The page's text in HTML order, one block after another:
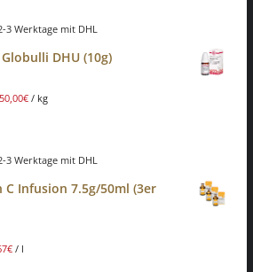
3 Werktage mit DHL
DHU (10g)
€ / kg
3 Werktage mit DHL
C Infusion 7.5g/50ml (3er
€ / l